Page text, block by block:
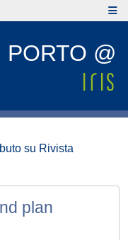
PORTO @
su Rivista
plan